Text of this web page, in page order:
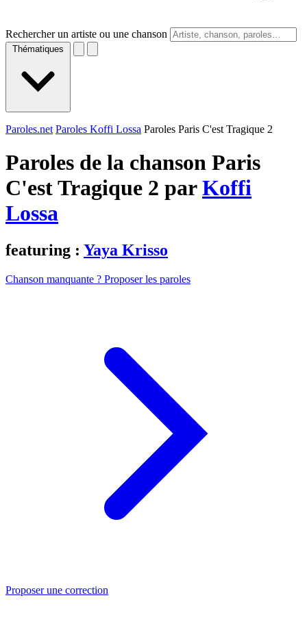
Rechercher un artiste ou une chanson
Thématiques
Paroles.net Paroles Koffi Lossa Paroles Paris C'est Tragique 2
Paroles de la chanson Paris
C'est Tragique 2 parKoffi
Lossa
featuring : Yaya Krisso
Chanson manquante ? Proposer les paroles
Proposer une correction